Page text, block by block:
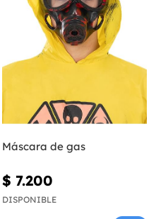
Máscara de gas
$ 7.200
DISPONIBLE